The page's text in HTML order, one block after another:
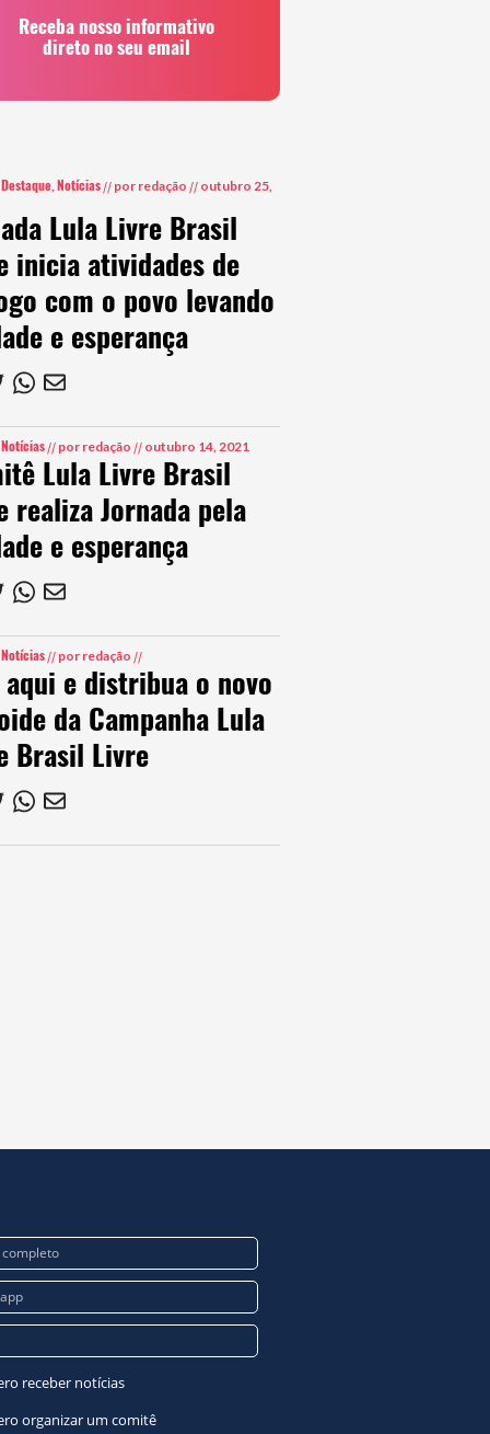
Receba nosso informativo
direto no seu email
Destaque,Notícias // por redação // outubro 25,
Lula Livre Brasil
inicia atividades de
com o povo levando
e esperança
Notícias // por redação // outubro 14, 2021
Lula Livre Brasil
realiza Jornada pela
e esperança
Notícias // por redação //
e distribua o novo
da Campanha Lula
Brasil Livre
receber notícias
organizar um comitê